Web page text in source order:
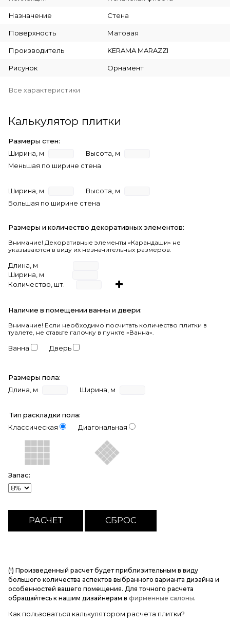
Назначение Стена
Поверхность Матовая
Производитель KERAMA MARAZZI
Рисунок Орнамент
Все характеристики
Калькулятор плитки
Размеры стен:
Ширина, м
Высота, м
Меньшая по ширине стена
Ширина, м
Высота, м
Большая по ширине стена
Размеры и количество декоративных элементов:
Внимание! Декоративные элементы «Карандаши» не
указываются в виду их незначительных размеров.
Длина, м
Ширина, м
Количество, шт.
Наличие в помещении ванны и двери:
Внимание! Если необходимо посчитать количество плитки в
туалете, не ставьте галочку в пункте «Ванна».
Ванна Дверь
Размеры пола:
Длина, м
Ширина, м
Тип раскладки пола:
Классическая
Диагональная
Запас:
(!) Произведенный расчет будет приблизительным в виду
большого количества аспектов выбранного варианта дизайна и
особенностей вашего помещения. Для точного расчета
обращайтесь к нашим дизайнерам в фирменные салоны.
Как пользоваться калькулятором расчета плитки?